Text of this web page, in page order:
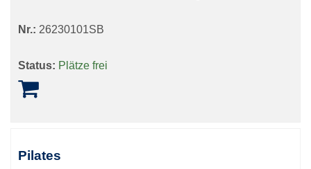
Nr.: 26230101SB
Status: Plätze frei
Pilates